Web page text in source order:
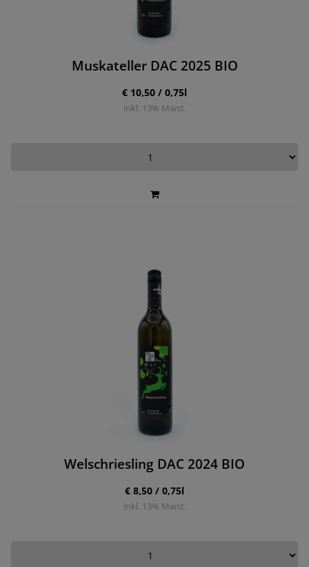
Muskateller DAC 2025 BIO
€ 10,50 / 0,75l
inkl. 13% Mwst.
Welschriesling DAC 2024 BIO
€ 8,50 / 0,75l
inkl. 13% Mwst.